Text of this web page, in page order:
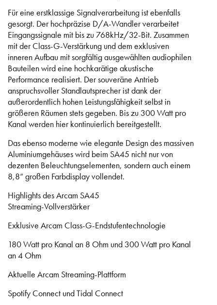
Für eine erstklassige Signalverarbeitung ist ebenfalls
gesorgt. Der hochpräzise D/A-Wandler verarbeitet
Eingangssignale mit bis zu 768kHz/32-Bit. Zusammen
mit der Class-G-Verstärkung und dem exklusiven
inneren Aufbau mit sorgfältig ausgewählten audiophilen
Bauteilen wird eine hochkarätige akustische
Performance realisiert. Der souveräne Antrieb
anspruchsvoller Standlautsprecher ist dank der
außerordentlich hohen Leistungsfähigkeit selbst in
größeren Räumen stets gegeben. Bis zu 300 Watt pro
Kanal werden hier kontinuierlich bereitgestellt.
Das ebenso moderne wie elegante Design des massiven
Aluminiumgehäuses wird beim SA45 nicht nur von
dezenten Beleuchtungselementen, sondern auch einem
8,8“ großen Farbdisplay vollendet.
Highlights des Arcam SA45
Streaming-Vollverstärker
Exklusive Arcam Class-G-Endstufentechnologie
180 Watt pro Kanal an 8 Ohm und 300 Watt pro Kanal
an 4 Ohm
Aktuelle Arcam Streaming-Plattform
Spotify Connect und Tidal Connect